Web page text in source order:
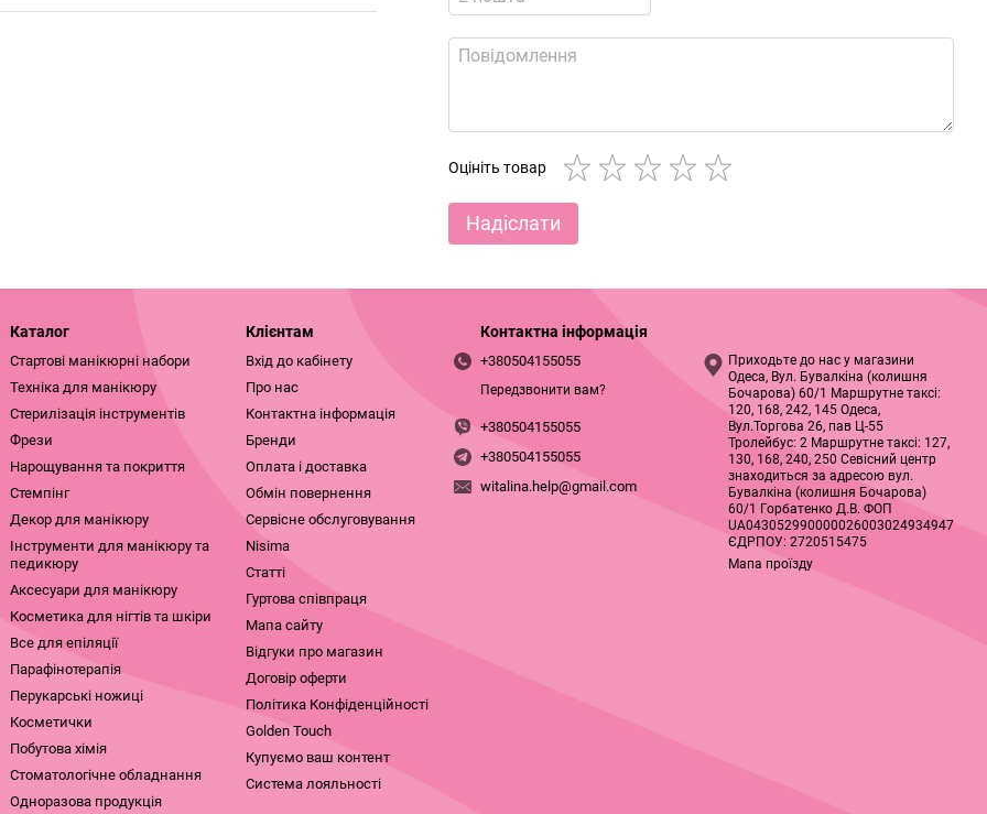
Оцініть товар
Надіслати
Каталог
Стартові манікюрні набори
Техніка для манікюру
Стерилізація інструментів
Фрези
Нарощування та покриття
Стемпінг
Декор для манікюру
Інструменти для манікюру та
педикюру
Аксесуари для манікюру
Косметика для нігтів та шкіри
Все для епіляції
Парафінотерапія
Перукарські ножиці
Косметички
Побутова хімія
Стоматологічне обладнання
Одноразова продукція
Клієнтам
Вхід до кабінету
Про нас
Контактна інформація
Бренди
Оплата і доставка
Обмін повернення
Сервісне обслуговування
Nisima
Статті
Гуртова співпраця
Мапа сайту
Відгуки про магазин
Договір оферти
Політика Конфіденційності
Golden Touch
Купуємо ваш контент
Система лояльності
Контактна інформація
+380504155055
Передзвонити вам?
+380504155055
+380504155055
witalina.help@gmail.com
Приходьте до нас у магазини
Одеса, Вул. Бувалкіна (колишня
Бочарова) 60/1 Маршрутне таксі:
120, 168, 242, 145 Одеса,
Вул.Торгова 26, пав Ц-55
Тролейбус: 2 Маршрутне таксі: 127,
130, 168, 240, 250 Севісний центр
знаходиться за адресою вул.
Бувалкіна (колишня Бочарова)
60/1 Горбатенко Д.В. ФОП
UA043052990000026003024934947
ЄДРПОУ: 2720515475
Мапа проїзду